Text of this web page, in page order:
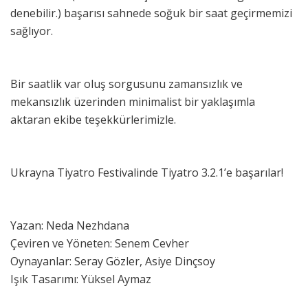
denebilir.) başarısı sahnede soğuk bir saat geçirmemizi
sağlıyor.
Bir saatlik var oluş sorgusunu zamansızlık ve
mekansızlık üzerinden minimalist bir yaklaşımla
aktaran ekibe teşekkürlerimizle.
Ukrayna Tiyatro Festivalinde Tiyatro 3.2.1’e başarılar!
Yazan: Neda Nezhdana
Çeviren ve Yöneten: Senem Cevher
Oynayanlar: Seray Gözler, Asiye Dinçsoy
Işık Tasarımı: Yüksel Aymaz